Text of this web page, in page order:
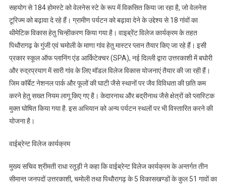
सहयोग से 184 होमस्टे को वेलनेस स्टे के रूप में विकसित किया जा रहा है, जो वेलनेस
टूरिज्म को बढ़ावा दे रहे हैं। ग्रामीण पर्यटन को बढ़ावा देने के उद्देश्य से 18 गांवों का
थीमेटिक विकास हेतु चिन्हीकरण किया गया है। वाइब्रेंट विलेज कार्यक्रम के तहत
पिथौरागढ़ के गुंजी एवं चमोली के माणा गांव हेतु मास्टर प्लान तैयार किए जा रहे हैं। इसी
प्रकार स्कूल ऑफ प्लानिंग एंड आर्किटेक्चर (SPA), नई दिल्ली द्वारा उत्तरकाशी में बघोरी
और रुद्रप्रयाग में सारी गांव के लिए मॉडल विलेज विकास योजनाएं तैयार की जा रही हैं।
जिम कॉर्बेट नेशनल पार्क और फूलों की घाटी जैसे स्थानों पर जैव विविधता की छति कम
करने हेतु सख्त नियम लागू किए गए है। केदारनाथ और बद्रीनाथ जैसे क्षेत्रों को प्लास्टिक
मुक्त घोषित किया गया है. इस अभियान को अन्य पर्यटन स्थलों पर भी विस्तारित करने की
योजना है।
वाईब्रेन्ट विलेज कार्यक्रम
मुख्य सचिव श्रीमती राधा रतूड़ी ने कहा कि वाईब्रेन्ट विलेज कार्यक्रम के अन्तर्गत तीन
सीमान्त जनपदों उत्तरकाशी, चमोली तथा पिथौरागढ़ के 5 विकासखण्डों के कुल 51 गावों का